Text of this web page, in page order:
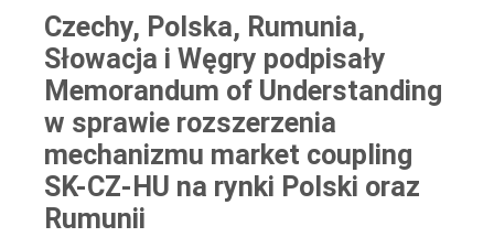
Czechy, Polska, Rumunia,
Słowacja i Węgry podpisały
Memorandum of Understanding
w sprawie rozszerzenia
mechanizmu market coupling
SK-CZ-HU na rynki Polski oraz
Rumunii